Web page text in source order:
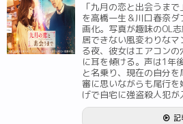
「九月の恋と出会うま
を高橋一生＆川口春奈
画化。写真が趣味のOL
居できない風変わりな
る夜、彼女はエアコン
に耳を傾ける。声は1年
と名乗り、現在の自分
審に思いながらも尾行
げで自宅に強盗殺人犯が
記